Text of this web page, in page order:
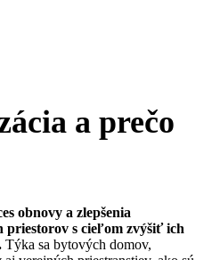
a prečo
obnovy a zlepšenia
priestorov s cieľom zvýšiť ich
Týka sa bytových domov,